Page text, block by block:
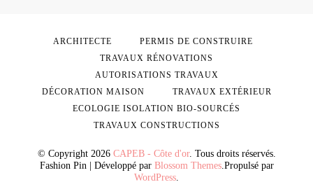
© Copyright 2026 CAPEB - Côte d'or. Tous droits réservés.
Fashion Pin | Développé par Blossom Themes.Propulsé par
WordPress.
ARCHITECTE
PERMIS DE CONSTRUIRE
TRAVAUX RÉNOVATIONS
AUTORISATIONS TRAVAUX
DÉCORATION MAISON
TRAVAUX EXTÉRIEUR
ECOLOGIE ISOLATION BIO-SOURCÉS
TRAVAUX CONSTRUCTIONS